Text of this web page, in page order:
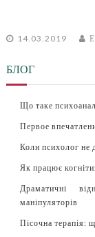
14.03.2019
БЛОГ
Що таке
Первое
Коли психолог не
Як працює
Драматичні
маніпуляторів
Пісочна терапія: